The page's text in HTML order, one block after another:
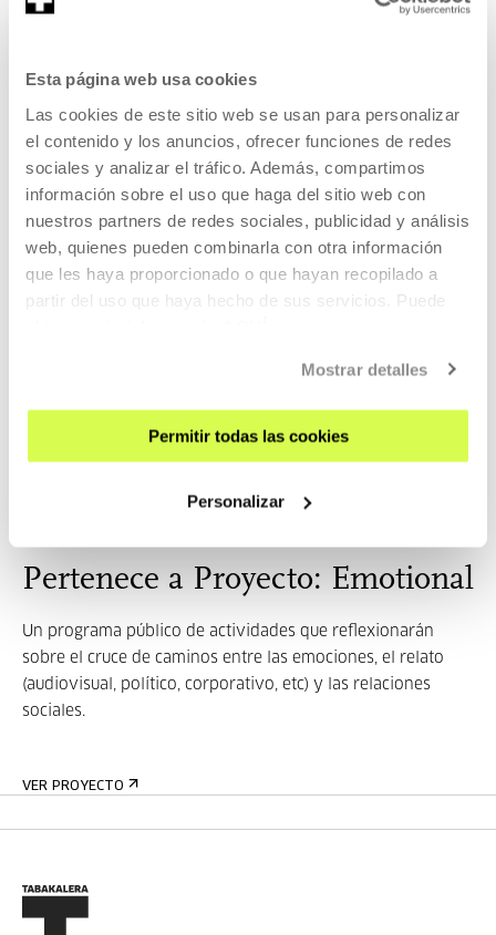
Esta página web usa cookies
Las cookies de este sitio web se usan para personalizar
el contenido y los anuncios, ofrecer funciones de redes
sociales y analizar el tráfico. Además, compartimos
información sobre el uso que haga del sitio web con
nuestros partners de redes sociales, publicidad y análisis
web, quienes pueden combinarla con otra información
que les haya proporcionado o que hayan recopilado a
partir del uso que haya hecho de sus servicios. Puede
Mostrar detalles
Permitir todas las cookies
Personalizar
Emilio Moreno
MÁS INFORMACIÓN
Pertenece a Proyecto: Emotional
Un programa público de actividades que reflexionarán
sobre el cruce de caminos entre las emociones, el relato
(audiovisual, político, corporativo, etc) y las relaciones
sociales.
VER PROYECTO